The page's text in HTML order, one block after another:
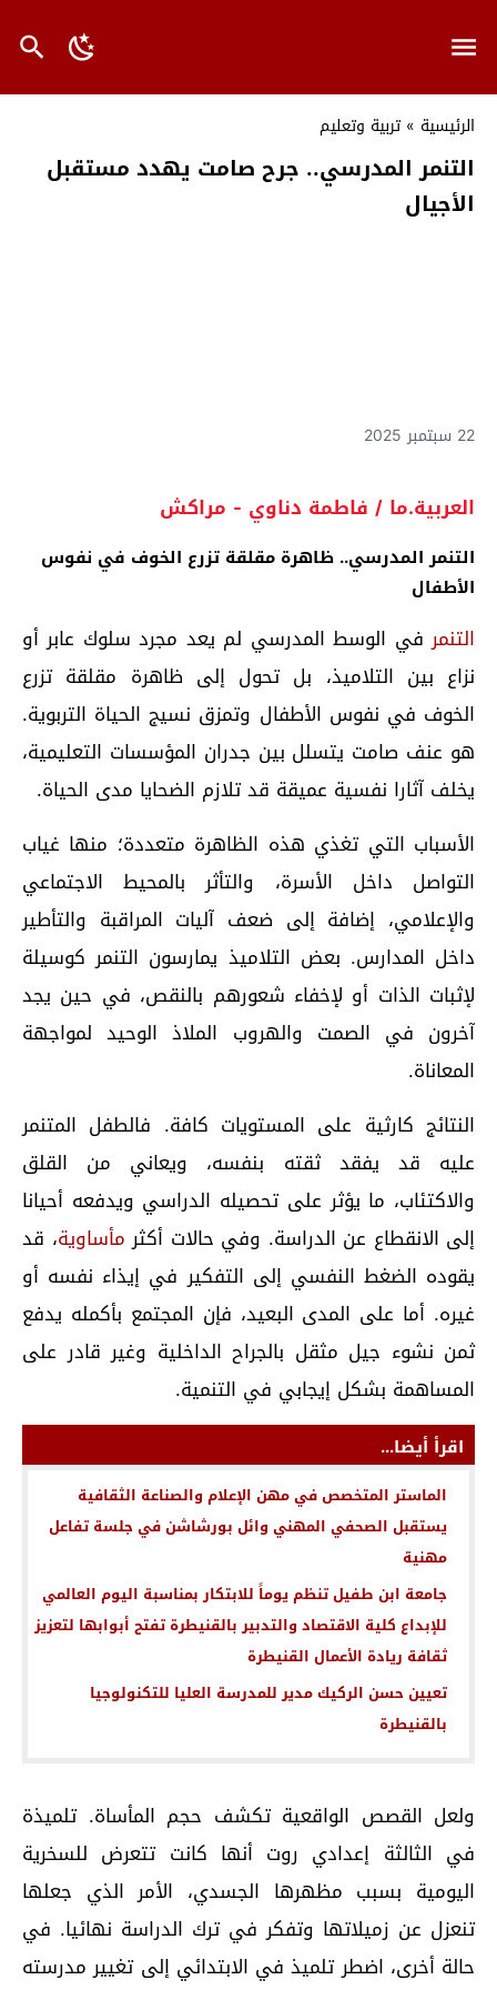
الرئيسية » تربية وتعليم
التنمر المدرسي.. جرح صامت يهدد مستقبل
الأجيال
22 سبتمبر 2025
العربية.ما / فاطمة دناوي - مراكش
التنمر المدرسي.. ظاهرة مقلقة تزرع الخوف في نفوس
الأطفال
التنمرفي الوسط المدرسي لم يعد مجرد سلوك عابر أو
نزاع بين التلاميذ، بل تحول إلى ظاهرة مقلقة تزرع
الخوف في نفوس الأطفال وتمزق نسيج الحياة التربوية.
هو عنف صامت يتسلل بين جدران المؤسسات التعليمية،
يخلف آثارا نفسية عميقة قد تلازم الضحايا مدى الحياة.
الأسباب التي تغذي هذه الظاهرة متعددة؛ منها غياب
التواصل داخل الأسرة، والتأثر بالمحيط الاجتماعي
والإعلامي، إضافة إلى ضعف آليات المراقبة والتأطير
داخل المدارس. بعض التلاميذ يمارسون التنمر كوسيلة
لإثبات الذات أو لإخفاء شعورهم بالنقص، في حين يجد
آخرون في الصمت والهروب الملاذ الوحيد لمواجهة
المعاناة.
النتائج كارثية على المستويات كافة. فالطفل المتنمر
عليه قد يفقد ثقته بنفسه، ويعاني من القلق
والاكتئاب، ما يؤثر على تحصيله الدراسي ويدفعه أحيانا
إلى الانقطاع عن الدراسة. وفي حالات أكثرمأساوية، قد
يقوده الضغط النفسي إلى التفكير في إيذاء نفسه أو
غيره. أما على المدى البعيد، فإن المجتمع بأكمله يدفع
ثمن نشوء جيل مثقل بالجراح الداخلية وغير قادر على
المساهمة بشكل إيجابي في التنمية.
اقرأ أيضا...
الماستر المتخصص في مهن الإعلام والصناعة الثقافية
يستقبل الصحفي المهني وائل بورشاشن في جلسة تفاعل
مهنية
جامعة ابن طفيل تنظم يوماً للابتكار بمناسبة اليوم العالمي
للإبداع كلية الاقتصاد والتدبير بالقنيطرة تفتح أبوابها لتعزيز
ثقافة ريادة الأعمال القنيطرة
تعيين حسن الركيك مدير للمدرسة العليا للتكنولوجيا
بالقنيطرة
ولعل القصص الواقعية تكشف حجم المأساة. تلميذة
في الثالثة إعدادي روت أنها كانت تتعرض للسخرية
اليومية بسبب مظهرها الجسدي، الأمر الذي جعلها
تنعزل عن زميلاتها وتفكر في ترك الدراسة نهائيا. في
حالة أخرى، اضطر تلميذ في الابتدائي إلى تغيير مدرسته